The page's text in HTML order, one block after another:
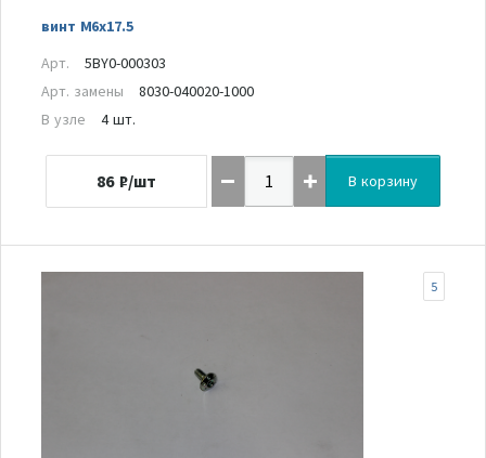
винт M6x17.5
Арт.
5BY0-000303
Арт. замены
8030-040020-1000
В узле
4 шт.
86 ₽/шт В корзину
5